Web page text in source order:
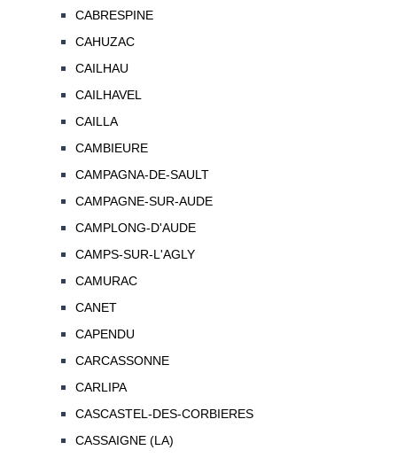
CABRESPINE
CAHUZAC
CAILHAU
CAILHAVEL
CAILLA
CAMBIEURE
CAMPAGNA-DE-SAULT
CAMPAGNE-SUR-AUDE
CAMPLONG-D'AUDE
CAMPS-SUR-L'AGLY
CAMURAC
CANET
CAPENDU
CARCASSONNE
CARLIPA
CASCASTEL-DES-CORBIERES
CASSAIGNE (LA)